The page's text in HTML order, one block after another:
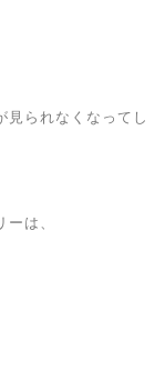
見られなくなってし
は、